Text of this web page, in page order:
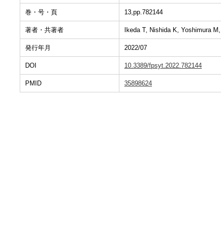
巻・号・頁 13,pp.782144
著者・共著者 Ikeda T, Nishida K, Yoshimura
発行年月 2022/07
DOI 10.3389/fpsyt.2022.782144
PMID 35898624